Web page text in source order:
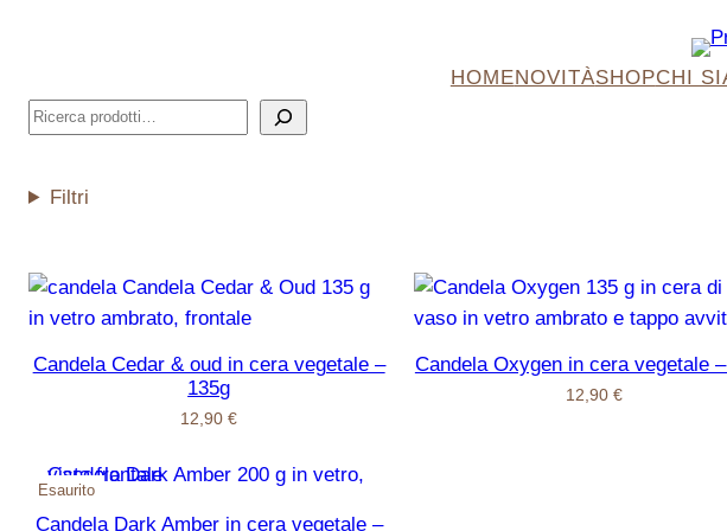
HOMENOVITÀSHOPCHI
Cerca
Filtri
Candela Cedar & oud in cera vegetale –
135g
12,90€
Candela Oxygen in cera vegetale
12,90€
Esaurito
Candela Dark Amber in cera vegetale –